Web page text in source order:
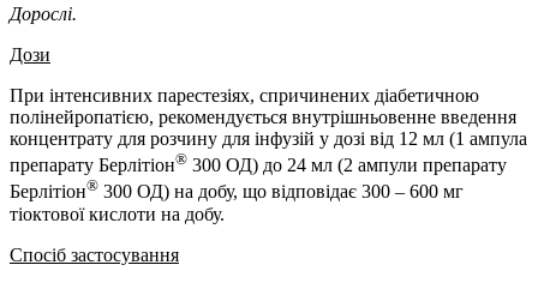
Дорослі.
Дози
При інтенсивних парестезіях, спричинених діабетичною
полінейропатією, рекомендується внутрішньовенне введення
концентрату для розчину для інфузій у дозі від 12 мл (1 ампула
препарату Берлітіон® 300 ОД) до 24 мл (2 ампули препарату
Берлітіон® 300 ОД) на добу, що відповідає 300 – 600 мг
тіоктової кислоти на добу.
Спосіб застосування